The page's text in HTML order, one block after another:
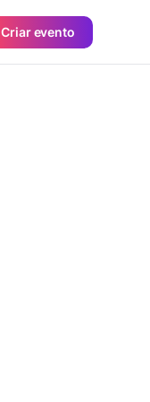
Criar evento